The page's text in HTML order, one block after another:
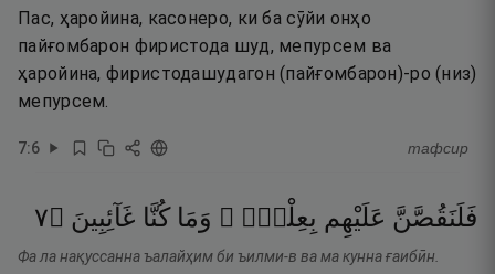
Пас, ҳаройина, касонеро, ки ба сӯйи онҳо
пайғомбарон фиристода шуд, мепурсем ва
ҳаройина, фиристодашудагон (пайғомбарон)-ро (низ)
мепурсем.
7:6 тафсир
فَلَنَقُصَّنَّ عَلَيْهِم بِعِلْمٍۢ ۖ وَمَا كُنَّا غَآئِبِينَ ۝٧
Фа ла нақуссанна ъалайҳим би ъилми-в ва ма кунна ғаибӣн.